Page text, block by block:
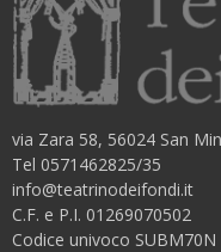
via Zara 58, 56024 San
Tel 0571462825/35
info@teatrinodeifondi.it
C.F. e P.I. 01269070502
Codice univoco SUBM70N